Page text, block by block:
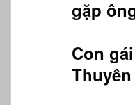
gặp
Con